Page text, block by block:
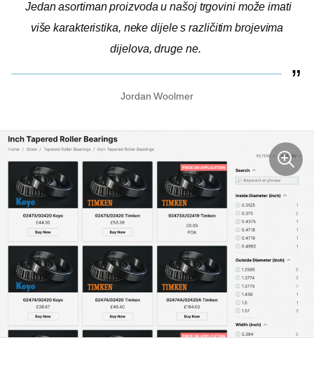
Jedan asortiman proizvoda u našoj trgovini može imati
više karakteristika, neke dijele s različitim brojevima
dijelova, druge ne.
Jordan Woolmer